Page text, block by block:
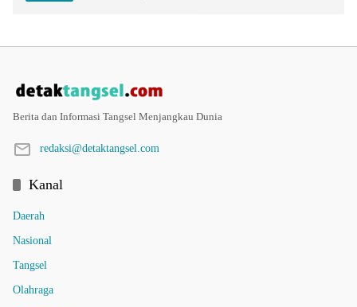
Berita dan Informasi Tangsel Menjangkau Dunia
redaksi@detaktangsel.com
Kanal
Daerah
Nasional
Tangsel
Olahraga